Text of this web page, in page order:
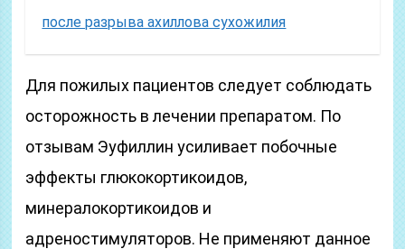
после разрыва ахиллова сухожилия
Для пожилых пациентов следует соблюдать
осторожность в лечении препаратом. По
отзывам Эуфиллин усиливает побочные
эффекты глюкокортикоидов,
минералокортикоидов и
адреностимуляторов. Не применяют данное